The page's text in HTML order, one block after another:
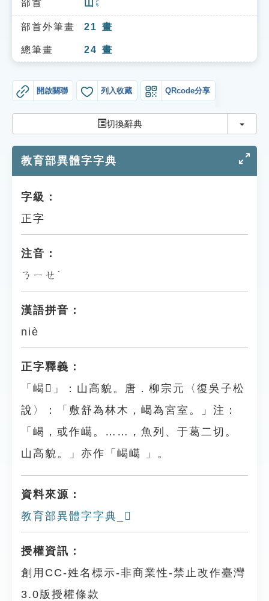
索引選單
知識索引
單字索引
貓頭鷹博士
部首 山 ㄕㄢ
部首外筆畫 21 畫
總筆畫 24 畫
開啟關聯 列入收藏 QRcode分享
切換辭典 切換
教育部異體字字典
字級：
正字
注音：
ㄋㄧㄝˋ
漢語拼音：
niè
正字釋義：
「嵑𡿗」：山高貌。唐．柳宗元〈復吳子松
說〉：「敷舒為林木，嵑為宮室。」注：
「嵑，或作嶱。……，魚列、于葛二切。
山高貌。」亦作「嵑嶱 」。
資料來源：
教育部異體字字典_𡿗
授權資訊：
創用CC-姓名標示-非商業性-禁止改作臺灣
3.0版授權條款